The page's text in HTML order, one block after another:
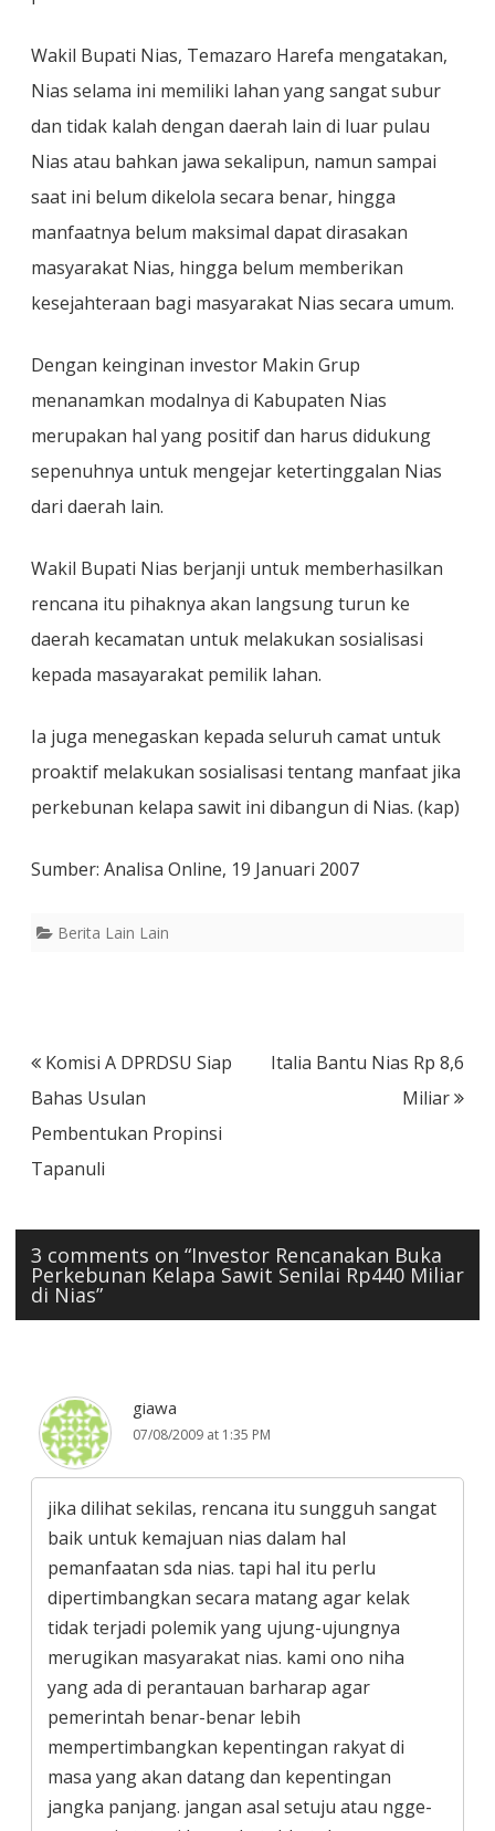
Wakil Bupati Nias, Temazaro Harefa mengatakan,
Nias selama ini memiliki lahan yang sangat subur
dan tidak kalah dengan daerah lain di luar pulau
Nias atau bahkan jawa sekalipun, namun sampai
saat ini belum dikelola secara benar, hingga
manfaatnya belum maksimal dapat dirasakan
masyarakat Nias, hingga belum memberikan
kesejahteraan bagi masyarakat Nias secara umum.
Dengan keinginan investor Makin Grup
menanamkan modalnya di Kabupaten Nias
merupakan hal yang positif dan harus didukung
sepenuhnya untuk mengejar ketertinggalan Nias
dari daerah lain.
Wakil Bupati Nias berjanji untuk memberhasilkan
rencana itu pihaknya akan langsung turun ke
daerah kecamatan untuk melakukan sosialisasi
kepada masayarakat pemilik lahan.
Ia juga menegaskan kepada seluruh camat untuk
proaktif melakukan sosialisasi tentang manfaat jika
perkebunan kelapa sawit ini dibangun di Nias. (kap)
Sumber: Analisa Online, 19 Januari 2007
Berita Lain Lain
Post
navigation
Komisi A DPRDSU Siap
Bahas Usulan
Pembentukan Propinsi
Tapanuli
Italia Bantu Nias Rp 8,6
Miliar
3 comments on “Investor Rencanakan Buka
Perkebunan Kelapa Sawit Senilai Rp440 Miliar
di Nias”
giawa
07/08/2009 at 1:35 PM
jika dilihat sekilas, rencana itu sungguh sangat
baik untuk kemajuan nias dalam hal
pemanfaatan sda nias. tapi hal itu perlu
dipertimbangkan secara matang agar kelak
tidak terjadi polemik yang ujung-ujungnya
merugikan masyarakat nias. kami ono niha
yang ada di perantauan barharap agar
pemerintah benar-benar lebih
mempertimbangkan kepentingan rakyat di
masa yang akan datang dan kepentingan
jangka panjang. jangan asal setuju atau ngge-